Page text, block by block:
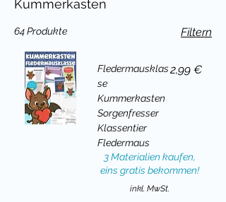
Kummerkasten
64 Produkte Filtern
Fledermausklas
se
Kummerkasten
Sorgenfresser
Klassentier
Fledermaus
Preis
2,99 €
3 Materialien kaufen,
eins gratis bekommen!
inkl. MwSt.